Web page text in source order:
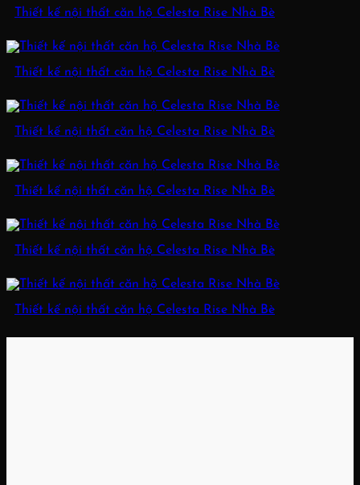
Thiết kế nội thất căn hộ Celesta Rise Nhà Bè
Thiết kế nội thất căn hộ Celesta Rise Nhà Bè
Thiết kế nội thất căn hộ Celesta Rise Nhà Bè
Thiết kế nội thất căn hộ Celesta Rise Nhà Bè
Thiết kế nội thất căn hộ Celesta Rise Nhà Bè
Thiết kế nội thất căn hộ Celesta Rise Nhà Bè